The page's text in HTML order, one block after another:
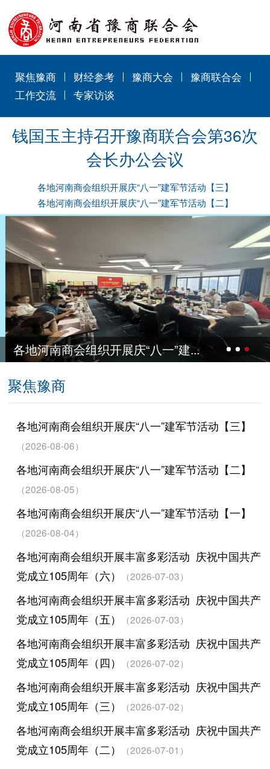
聚焦豫商 财经参考 豫商大会
豫商联合会
工作交流
专家访谈
钱国玉主持召开豫商联合会第36次
会长办公会议
各地河南商会组织开展庆“八一”建军节活动【三】
各地河南商会组织开展庆“八一”建军节活动【二】
织开展庆“八一”建... 各地河南
聚焦豫商
各地河南商会组织开展庆“八一”建军节活动【三】
（2026-08-06）
各地河南商会组织开展庆“八一”建军节活动【二】
（2026-08-05）
各地河南商会组织开展庆“八一”建军节活动【一】
（2026-08-04）
各地河南商会组织开展丰富多彩活动 庆祝中国共产
党成立105周年（六）
（2026-07-03）
各地河南商会组织开展丰富多彩活动 庆祝中国共产
党成立105周年（五）
（2026-07-03）
各地河南商会组织开展丰富多彩活动 庆祝中国共产
党成立105周年（四）
（2026-07-02）
各地河南商会组织开展丰富多彩活动 庆祝中国共产
党成立105周年（三）
（2026-07-02）
各地河南商会组织开展丰富多彩活动 庆祝中国共产
党成立105周年（二）
（2026-07-01）